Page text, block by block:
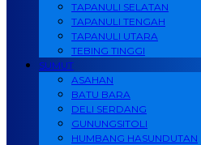
TAPANULI SELATAN
TAPANULI TENGAH
TAPANULI UTARA
TEBING TINGGI
SUMUT
ASAHAN
BATU BARA
DELI SERDANG
GUNUNGSITOLI
HUMBANG HASUNDUTAN